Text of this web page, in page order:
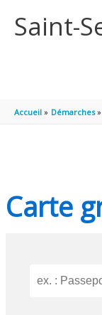
Saint-
Accueil Démarches
Carte